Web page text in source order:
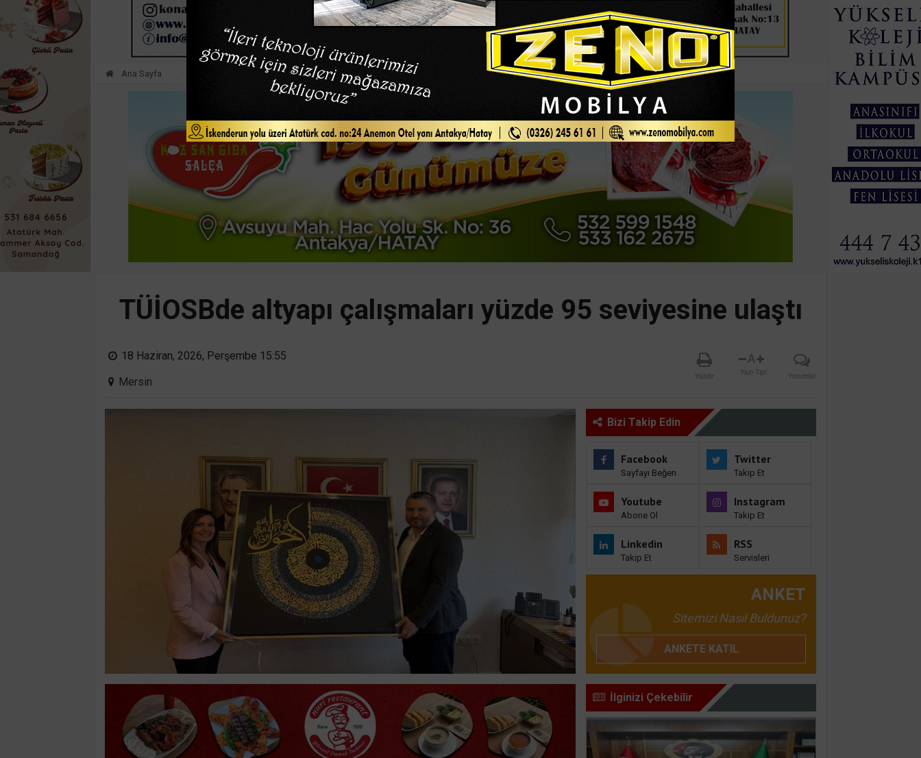
Ana Sayfa
TÜİOSBde altyapı çalışmaları yüzde 95 seviyesine ulaştı
18 Haziran, 2026, Perşembe 15:55
Mersin
Yazdır
A
Yazı Tipi Yorumlar
Bizi Takip Edin
Facebook
Sayfayı Beğen
Twitter
Takip Et
Youtube
Abone Ol
Instagram
Takip Et
Linkedin
Takip Et
RSS
Servisleri
ANKET
Sitemizi Nasıl Buldunuz?
ANKETE KATIL
İlginizi Çekebilir